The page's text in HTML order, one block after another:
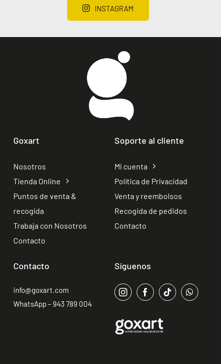
INSTAGRAM
Goxart
Nosotros
Tienda Online
Puntos de venta &
recogida
Trabaja con Nosotros
Contacto
Soporte al cliente
Mi cuenta
Política de Privacidad
Venta y reembolsos
Recogida de pedidos
Contacto
Contacto
info@goxart.com
WhatsApp – 943 789 004
Síguenos